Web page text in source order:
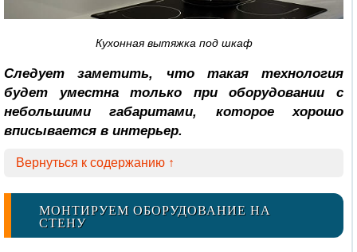
Кухонная вытяжка под шкаф
Следует заметить, что такая технология
будет уместна только при оборудовании с
небольшими габаритами, которое хорошо
вписывается в интерьер.
Вернуться к содержанию ↑
МОНТИРУЕМ ОБОРУДОВАНИЕ НА
СТЕНУ